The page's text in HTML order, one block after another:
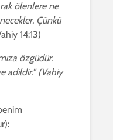
ölenlere ne
Çünkü
14:13)
özgüdür.
adildir.” (Vahiy